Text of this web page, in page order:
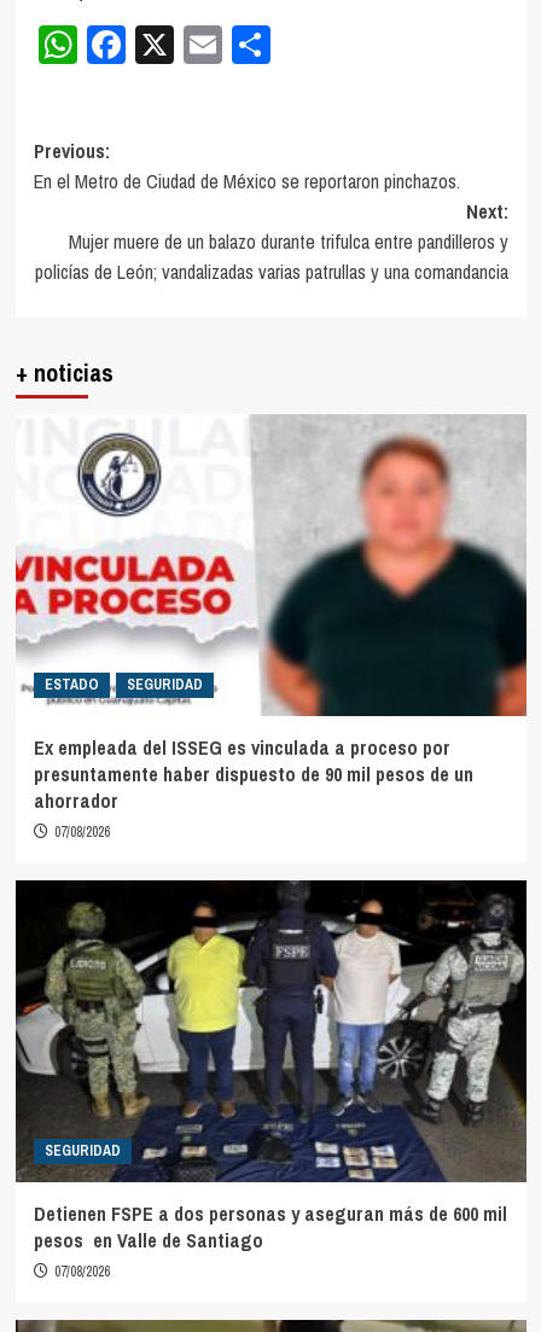
WhatsApp
Facebook
X EmailCompartir
Post
navigation
Previous:
En el Metro de Ciudad de México se reportaron pinchazos.
Next:
Mujer muere de un balazo durante trifulca entre pandilleros y
policías de León; vandalizadas varias patrullas y una comandancia
+ noticias
ESTADO SEGURIDAD
Ex empleada del ISSEG es vinculada a proceso por
presuntamente haber dispuesto de 90 mil pesos de un
ahorrador
07/08/2026
SEGURIDAD
Detienen FSPE a dos personas y aseguran más de 600 mil
pesos en Valle de Santiago
07/08/2026